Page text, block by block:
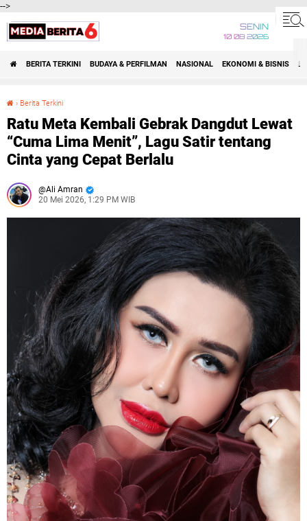
-->
SENIN
10 08 2026
BERITA TERKINI BUDAYA & PERFILMAN NASIONAL EKONOMI & BISNIS
› Berita Terkini
Ratu Meta Kembali Gebrak Dangdut Lewat
“Cuma Lima Menit”, Lagu Satir tentang
Cinta yang Cepat Berlalu
Ali Amran
20 Mei 2026, 1:29 PM WIB